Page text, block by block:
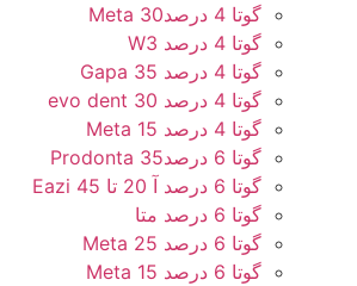
گوتا 4 درصد30 Meta
گوتا 4 درصد W3
گوتا 4 درصد 35 Gapa
گوتا 4 درصد 30 evo dent
گوتا 4 درصد 15 Meta
گوتا 6 درصد35 Prodonta
گوتا 6 درصد آ 20 تا 45 Eazi
گوتا 6 درصد متا
گوتا 6 درصد 25 Meta
گوتا 6 درصد 15 Meta